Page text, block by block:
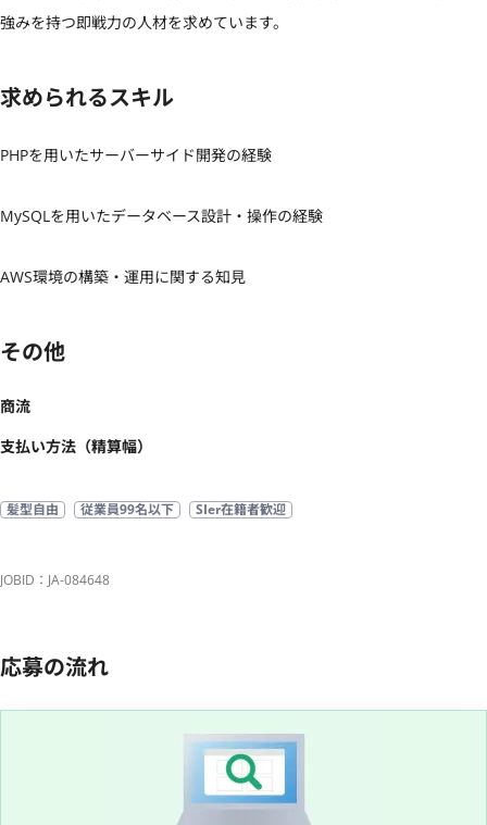
強みを持つ即戦力の人材を求めています。
求められるスキル
PHPを用いたサーバーサイド開発の経験
MySQLを用いたデータベース設計・操作の経験
AWS環境の構築・運用に関する知見
その他
商流
支払い方法（精算幅）
髪型自由 従業員99名以下 SIer在籍者歓迎
JOBID：JA-084648
応募の流れ